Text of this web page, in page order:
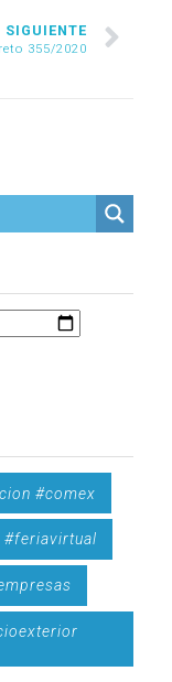
SIGUIENTE
355/2020
#comex
#feriavirtual